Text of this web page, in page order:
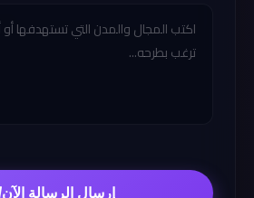
إرسال الرسالة الآن